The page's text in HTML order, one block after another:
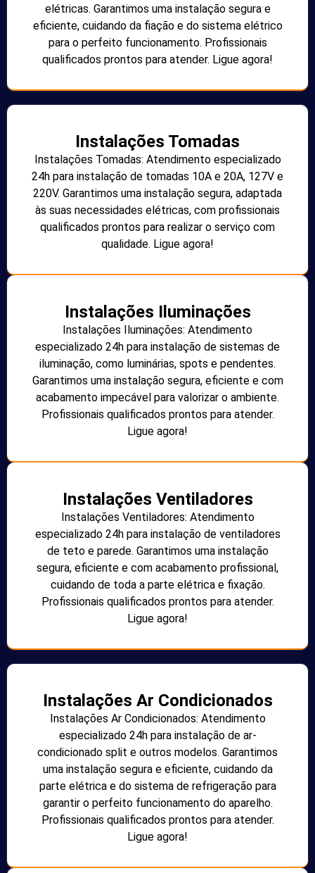
elétricas. Garantimos uma instalação segura e
eficiente, cuidando da fiação e do sistema elétrico
para o perfeito funcionamento. Profissionais
qualificados prontos para atender. Ligue agora!
Instalações Tomadas
Instalações Tomadas: Atendimento especializado
24h para instalação de tomadas 10A e 20A, 127V e
220V. Garantimos uma instalação segura, adaptada
às suas necessidades elétricas, com profissionais
qualificados prontos para realizar o serviço com
qualidade. Ligue agora!
Instalações Iluminações
Instalações Iluminações: Atendimento
especializado 24h para instalação de sistemas de
iluminação, como luminárias, spots e pendentes.
Garantimos uma instalação segura, eficiente e com
acabamento impecável para valorizar o ambiente.
Profissionais qualificados prontos para atender.
Ligue agora!
Instalações Ventiladores
Instalações Ventiladores: Atendimento
especializado 24h para instalação de ventiladores
de teto e parede. Garantimos uma instalação
segura, eficiente e com acabamento profissional,
cuidando de toda a parte elétrica e fixação.
Profissionais qualificados prontos para atender.
Ligue agora!
Instalações Ar Condicionados
Instalações Ar Condicionados: Atendimento
especializado 24h para instalação de ar-
condicionado split e outros modelos. Garantimos
uma instalação segura e eficiente, cuidando da
parte elétrica e do sistema de refrigeração para
garantir o perfeito funcionamento do aparelho.
Profissionais qualificados prontos para atender.
Ligue agora!